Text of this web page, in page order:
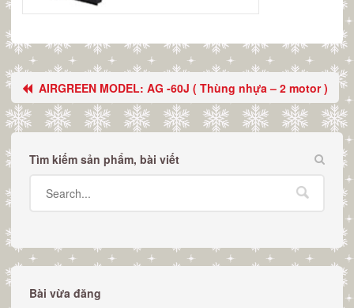
AIRGREEN MODEL: AG -60J ( Thùng nhựa – 2 motor )
Tìm kiếm sản phẩm, bài viết
Bài vừa đăng